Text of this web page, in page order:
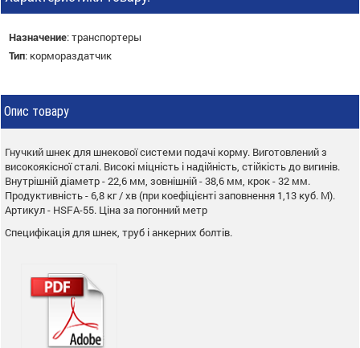
Назначение:транспортеры
Тип: кормораздатчик
Опис товару
Гнучкий шнек для шнекової системи подачі корму. Виготовлений з
високоякісної сталі. Високі міцність і надійність, стійкість до вигинів.
Внутрішній діаметр - 22,6 мм, зовнішній - 38,6 мм, крок - 32 мм.
Продуктивність - 6,8 кг / хв (при коефіцієнті заповнення 1,13 куб. М).
Артикул - HSFA-55. Ціна за погонний метр
Специфікація для шнек, труб і анкерних болтів.